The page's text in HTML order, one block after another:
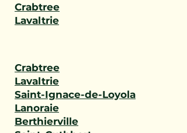
Crabtree
Lavaltrie
Crabtree
Lavaltrie
Saint-Ignace-de-Loyola
Lanoraie
Berthierville